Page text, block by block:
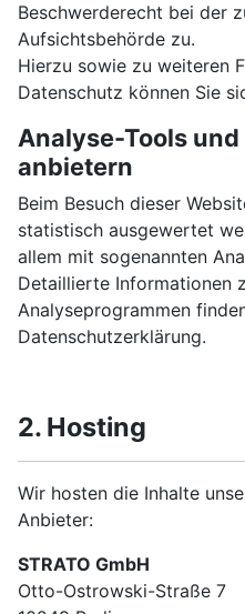
Beschwerderecht bei der
Aufsichtsbehörde zu.
Hierzu sowie zu weiteren
Datenschutz können Sie
Analyse-Tools
anbietern
Beim Besuch dieser
statistisch ausgewertet
allem mit sogenannten
Detaillierte Informationen
Analyseprogrammen
Datenschutzerklärung.
2. Hosting
Wir hosten die Inhalte
Anbieter:
STRATO GmbH
Otto-Ostrowski-Straße 7